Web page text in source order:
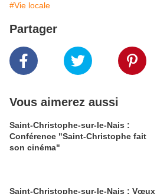
#Vie locale
Partager
Vous aimerez aussi
Saint-Christophe-sur-le-Nais :
Conférence "Saint-Christophe fait
son cinéma"
Saint-Christophe-sur-le-Nais : Vœux